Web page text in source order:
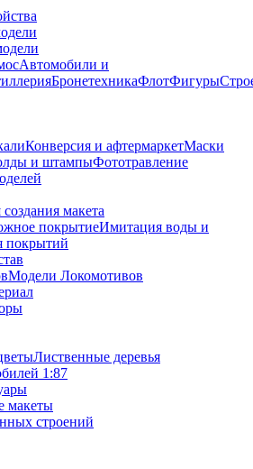
Автомобили и
БронетехникаФлотФигуры
Конверсия и афтермаркетМаски
и штампыФототравление
макета
покрытиеИмитация воды и
покрытий
Модели Локомотивов
Лиственные деревья
1:87
макеты
строений